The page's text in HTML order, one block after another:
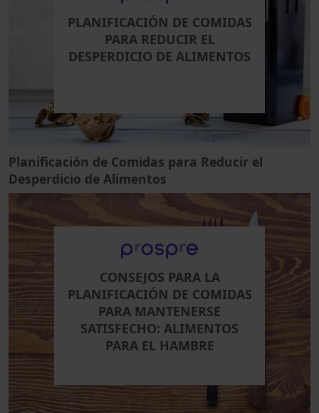
PLANIFICACIÓN DE COMIDAS
PARA REDUCIR EL
DESPERDICIO DE ALIMENTOS
Planificación de Comidas para Reducir el
Desperdicio de Alimentos
CONSEJOS PARA LA
PLANIFICACIÓN DE COMIDAS
PARA MANTENERSE
SATISFECHO: ALIMENTOS
PARA EL HAMBRE